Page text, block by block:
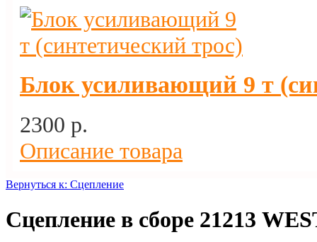
Блок усиливающий 9 т
2300 p.
Описание товара
Вернуться к: Сцепление
Сцепление в сборе 21213